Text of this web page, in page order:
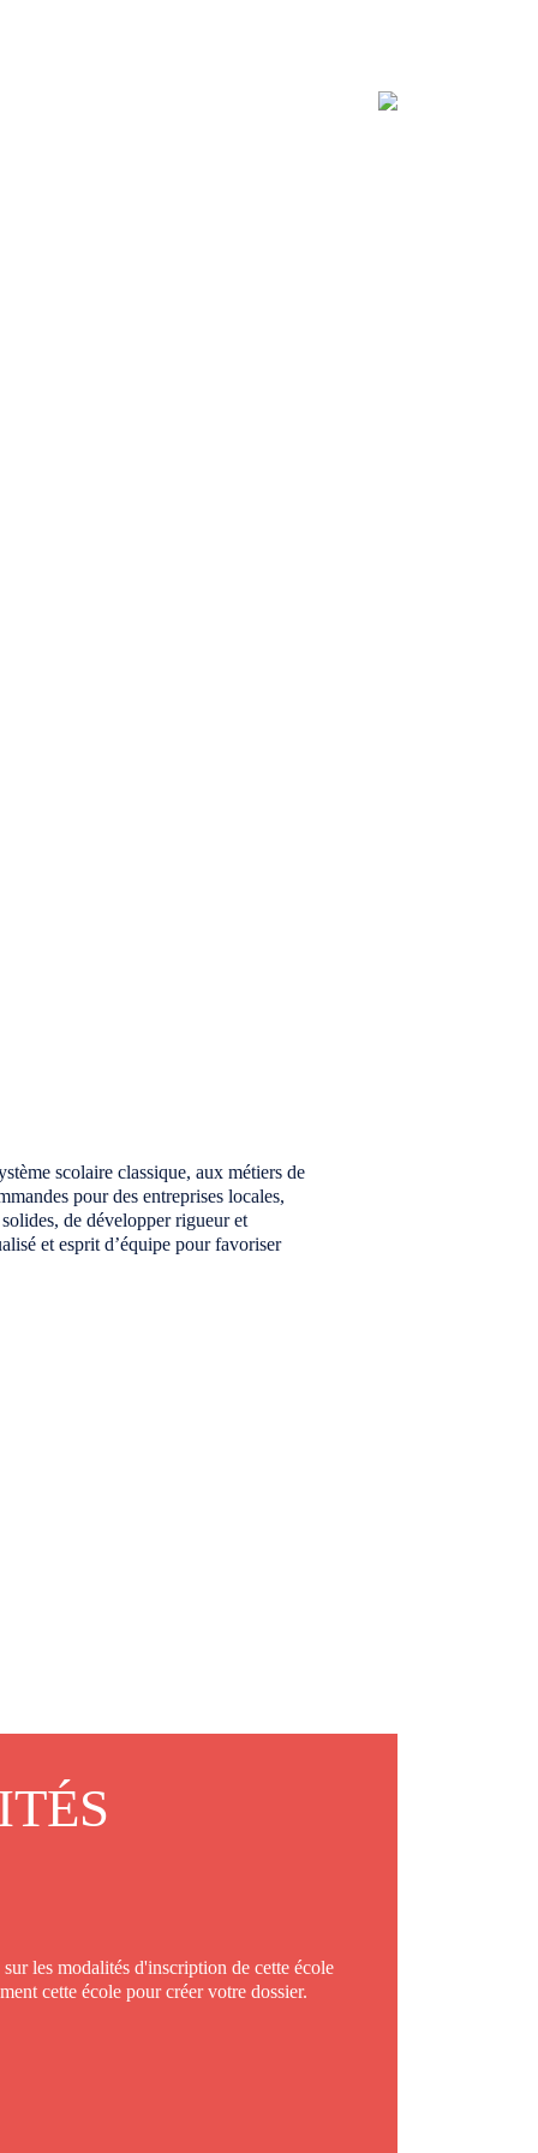
scolaire classique, aux métiers de
pour des entreprises locales,
de développer rigueur et
et esprit d’équipe pour favoriser
les modalités d'inscription de cette école
cette école pour créer votre dossier.